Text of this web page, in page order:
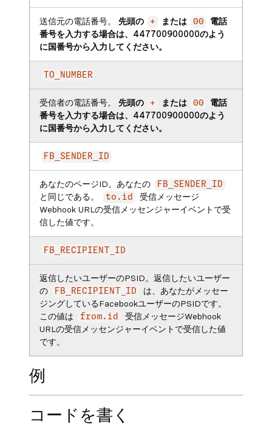
送信元の電話番号。 先頭の + または 00
電話
番号を入力する場合は、447700900000のよう
に国番号から入力してください。
TO_NUMBER
受信者の電話番号。 先頭の + または 00
電話
番号を入力する場合は、447700900000のよう
に国番号から入力してください。
FB_SENDER_ID
あなたのページID。あなたの FB_SENDER_ID
と同じである。 to.id
受信メッセージ
Webhook URLの受信メッセンジャーイベントで受
信した値です。
FB_RECIPIENT_ID
返信したいユーザーのPSID。返信したいユーザー
の
FB_RECIPIENT_ID
は、あなたがメッセー
ジングしているFacebookユーザーのPSIDです。
この値は
from.id
受信メッセージWebhook
URLの受信メッセンジャーイベントで受信した値
です。
例
コードを書く